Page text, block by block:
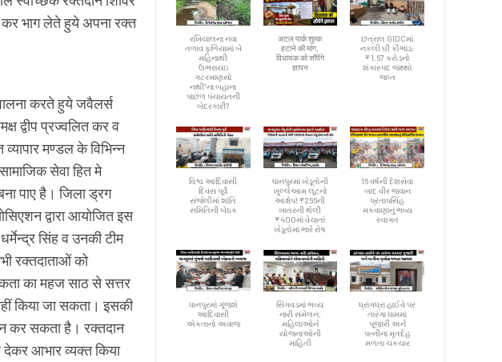
भाग लेते हुये अपना रक्त
करते हुये जवैलर्स
द्वीप प्रज्वलित कर व
मण्डल के विभिन्न
सेवा हित मे
पाए है। जिला ड्रग
द्वारा आयोजित इस
सिंह व उनकी टीम
रक्तदाताओं को
का महज साठ से सत्तर
किया जा सकता। इसकी
कर सकता है। रक्तदान
देकर आभार व्यक्त किया
રખિયાલના નવા
તળાવ ફળિયામાં બે
મહિનાથી
ઉભરાયઇ
ગટરમાણસો
નથી”ના બહાના
પાછળ પંચાયતની
બેદરકારી?
अटल पार्क शुल्क
हटाने की मांग,
विधायक को सौंपेंगे
ज्ञापन
છત્રાલ GIDCમાં
નકલી ઘી કૌભાંડ:
₹1.67 કરોડનો
શંકાસ્પદ જથ્થો
જપ્ત
વિશ્વ આદિવાસી
દિવસ પૂર્વે
સંજેલીમાં શાંતિ
સમિતિની બેઠક
ધાનપુરમાં ખેડૂતોની
ખુલ્લેઆમ લૂંટનો
આક્ષેપ! ₹266ની
ખાતરની થેલી
₹400માં વેચાતાં
ખેડૂતોમાં ભારે રોષ
16 વર્ષની દેશસેવા
બાદ વીર જવાન
પ્રતાપસિંહ
મકવાણાનું ભવ્ય
સ્વાગત
ધાનપુરમાં ગૂંજશે
આદિવાસી
એકતાનો અવાજ
સિંગવડમાં ભવ્ય
નારી સંમેલન,
મહિલાઓને
યોજનાઓની
માહિતી
ધ્રાંગધ્રા હાઈવે પર
તારંગા ધામમાં
પૂજારી અને
પત્નીના મૃતદેહ
મળતા ચકચાર